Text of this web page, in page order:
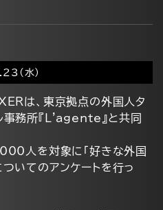
水)
は、東京拠点の外国人タ
事務所『L'agente』と共同
人を対象に「好きな外国
ついてのアンケートを行っ